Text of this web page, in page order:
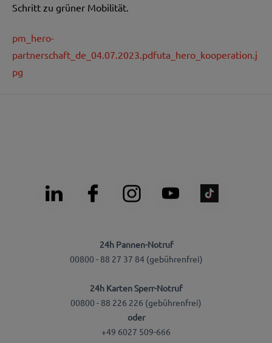
Schritt zu grüner Mobilität.
pm_hero-
partnerschaft_de_04.07.2023.pdfuta_hero_kooperation.j
pg
24h Pannen-Notruf
00800 - 88 27 37 84 (gebührenfrei)
24h Karten Sperr-Notruf
00800 - 88 226 226 (gebührenfrei)
oder
+49 6027 509-666